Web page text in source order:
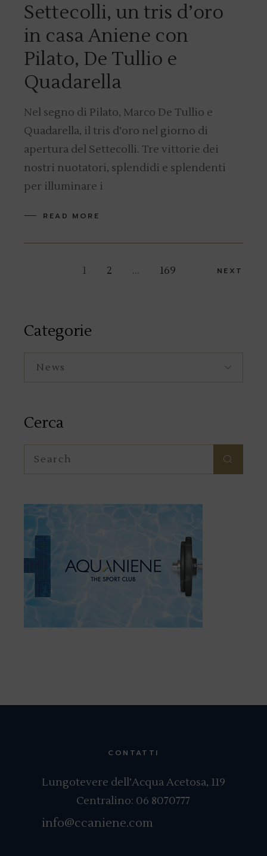
Settecolli, un tris d’oro
in casa Aniene con
Pilato, De Tullio e
Quadarella
Nel segno di Pilato, Marco De Tullio e
Quadarella, il tris d’oro nel giorno di
apertura del Settecolli. Tre vittorie dei
nostri nuotatori, splendidi e splendenti
per illuminare i
READ MORE
Navigazione
1 2 … 169 NEXT
Categorie
Cerca
for:
CONTATTI
Lungotevere dell’Acqua Acetosa, 119
Centralino: 06 8070777
info@ccaniene.com